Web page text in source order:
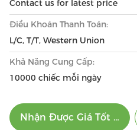
Contact us for latest price
Điều Khoản Thanh Toán:
L/C, T/T, Western Union
Khả Năng Cung Cấp:
10000 chiếc mỗi ngày
Nhận Được Giá Tốt Nhất